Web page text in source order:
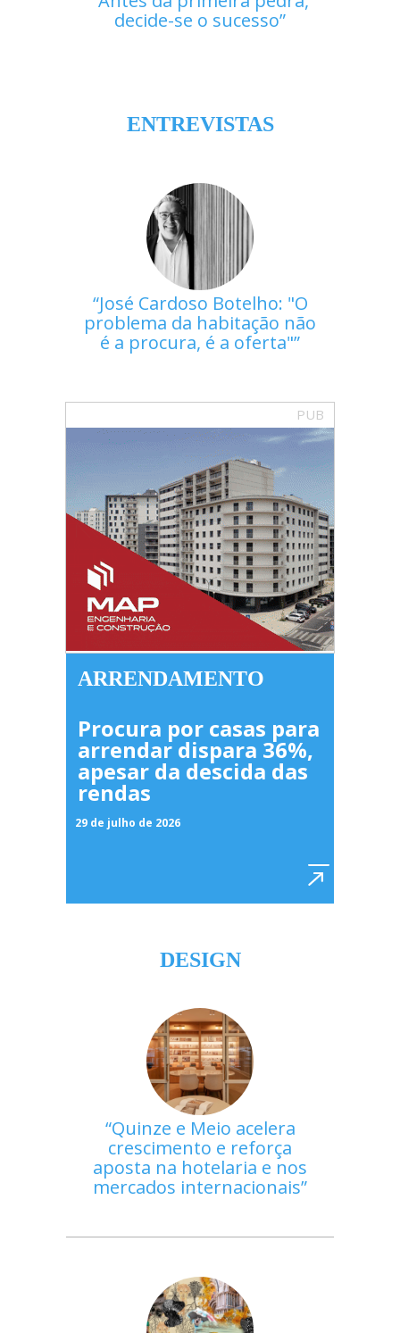
decide-se o sucesso
ENTREVISTAS
José Cardoso Botelho: "O
problema da habitação não
é a procura, é a oferta"
PUB
ARRENDAMENTO
Procura por casas para
arrendar dispara 36%,
apesar da descida das
rendas
29 de julho de 2026
DESIGN
Quinze e Meio acelera
crescimento e reforça
aposta na hotelaria e nos
mercados internacionais